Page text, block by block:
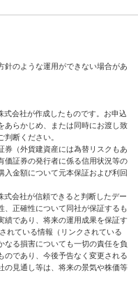
針のような運用ができない場合があ
会社が作成したものです。お申込
あらかじめ、または同時にお渡し致
断ください。
券（外貨建資産には為替リスクもあ
価証券の発行者に係る信用状況等の
入金額について元本保証および利回
会社が信頼できると判断したデー
、正確性について同社が保証するも
績であり、将来の運用成果を保証す
れている情報（リンクされている
なる損害についても一切の責任を負
のであり、今後予告なく変更される
の見通し等は、将来の景気や株価等